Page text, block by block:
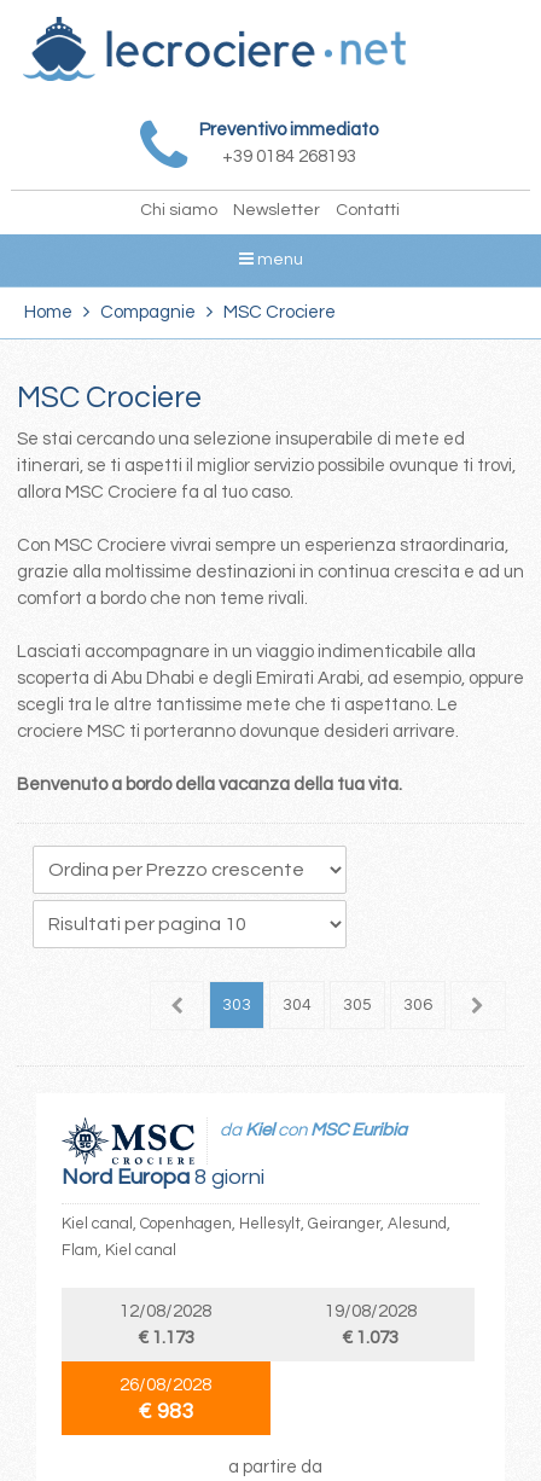
Preventivo immediato
+39 0184 268193
Chi siamo Newsletter Contatti
menu
Home Compagnie MSC Crociere
MSC Crociere
Se stai cercando una selezione insuperabile di mete ed
itinerari, se ti aspetti il miglior servizio possibile ovunque ti trovi,
allora MSC Crociere fa al tuo caso.
Con MSC Crociere vivrai sempre un esperienza straordinaria,
grazie alla moltissime destinazioni in continua crescita e ad un
comfort a bordo che non teme rivali.
Lasciati accompagnare in un viaggio indimenticabile alla
scoperta di Abu Dhabi e degli Emirati Arabi, ad esempio, oppure
scegli tra le altre tantissime mete che ti aspettano. Le
crociere MSC ti porteranno dovunque desideri arrivare.
Benvenuto a bordo della vacanza della tua vita.
302 303 304 305 306 307
Nord Europa8 giorni
da Kielcon MSC Euribia
Kiel canal, Copenhagen, Hellesylt, Geiranger, Alesund,
Flam, Kiel canal
12/08/2028
€ 1.173
19/08/2028
€ 1.073
26/08/2028
€ 983
a partire da